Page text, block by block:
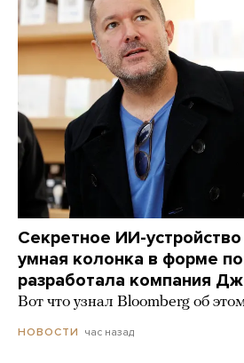
Секретное ИИ-
умная колонка в форме
разработала компания
Вот что узнал Bloomberg об
НОВОСТИ час назад